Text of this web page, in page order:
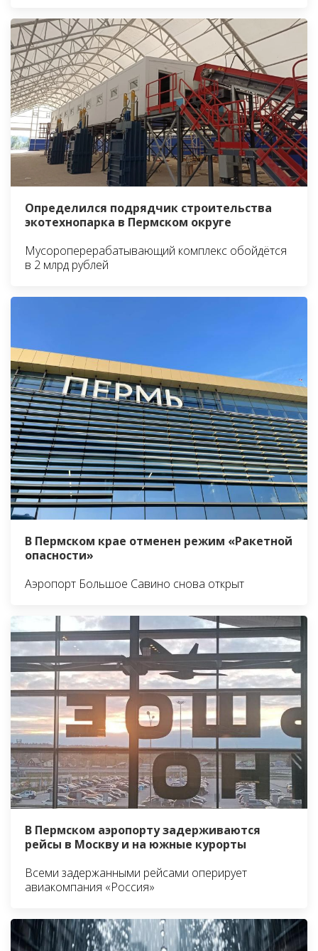
Определился подрядчик строительства
экотехнопарка в Пермском округе
Мусороперерабатывающий комплекс обойдётся
в 2 млрд рублей
В Пермском крае отменен режим «Ракетной
опасности»
Аэропорт Большое Савино снова открыт
В Пермском аэропорту задерживаются
рейсы в Москву и на южные курорты
Всеми задержанными рейсами оперирует
авиакомпания «Россия»